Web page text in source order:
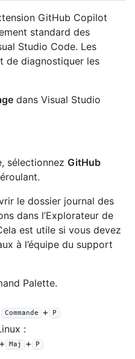
GitHub Copilot
standard des
Studio Code. Les
de diagnostiquer les
dans Visual Studio
sélectionnez GitHub
le dossier journal des
dans l’Explorateur de
est utile si vous devez
à l’équipe du support
Palette.
Commande + P
:
+ Maj + P